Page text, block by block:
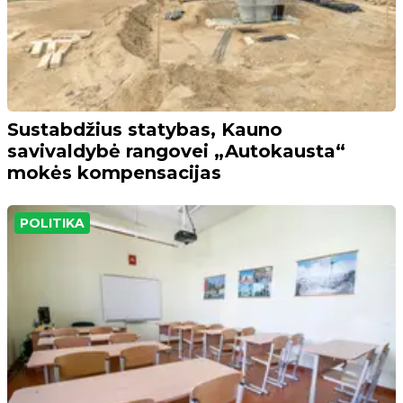
Sustabdžius statybas, Kauno
savivaldybė rangovei „Autokausta“
mokės kompensacijas
POLITIKA